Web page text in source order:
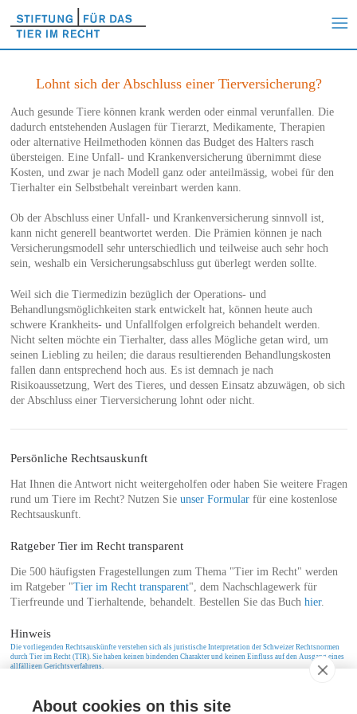
Lohnt sich der Abschluss einer Tierversicherung?
Auch gesunde Tiere können krank werden oder einmal verunfallen. Die
dadurch entstehenden Auslagen für Tierarzt, Medikamente, Therapien
oder alternative Heilmethoden können das Budget des Halters rasch
übersteigen. Eine Unfall- und Krankenversicherung übernimmt diese
Kosten, und zwar je nach Modell ganz oder anteilmässig, wobei für den
Tierhalter ein Selbstbehalt vereinbart werden kann.
Ob der Abschluss einer Unfall- und Krankenversicherung sinnvoll ist,
kann nicht generell beantwortet werden. Die Prämien können je nach
Versicherungsmodell sehr unterschiedlich und teilweise auch sehr hoch
sein, weshalb ein Versicherungsabschluss gut überlegt werden sollte.
Weil sich die Tiermedizin bezüglich der Operations- und
Behandlungsmöglichkeiten stark entwickelt hat, können heute auch
schwere Krankheits- und Unfallfolgen erfolgreich behandelt werden.
Nicht selten möchte ein Tierhalter, dass alles Mögliche getan wird, um
seinen Liebling zu heilen; die daraus resultierenden Behandlungskosten
fallen dann entsprechend hoch aus. Es ist demnach je nach
Risikoaussetzung, Wert des Tieres, und dessen Einsatz abzuwägen, ob sich
der Abschluss einer Tierversicherung lohnt oder nicht.
Persönliche Rechtsauskunft
Hat Ihnen die Antwort nicht weitergeholfen oder haben Sie weitere Fragen
rund um Tiere im Recht? Nutzen Sie unser Formularfür eine kostenlose
Rechtsauskunft.
Ratgeber Tier im Recht transparent
Die 500 häufigsten Fragestellungen zum Thema "Tier im Recht" werden
im Ratgeber "Tier im Recht transparent", dem Nachschlagewerk für
Tierfreunde und Tierhaltende, behandelt. Bestellen Sie das Buch hier.
Hinweis
Die vorliegenden Rechtsauskünfte verstehen sich als juristische Interpretation der Schweizer Rechtsnormen
durch Tier im Recht (TIR). Sie haben keinen bindenden Charakter und keinen Einfluss auf den Ausgang eines
allfälligen Gerichtsverfahrens.
About cookies on this site